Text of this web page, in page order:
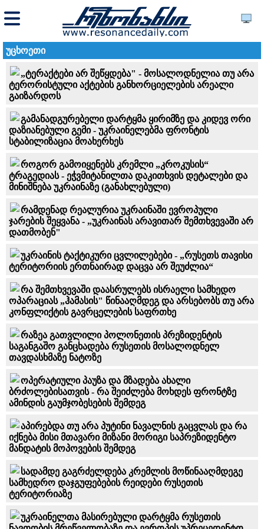
უცხოეთი
„ტერაქტები არ შეწყდება" - მოსალოდნელია თუ არა
ტერორისტული აქტების განხორციელების არეალი
გაიზარდოს
გამანადგურებელი დარტყმა ყირიმზე და კიდევ ორი
დაზიანებული გემი - უკრაინელებმა ფრონტის
სტაბილიზაცია მოახერხეს
როგორ გამოიყენებს კრემლი „კროკუსის“
ტრაგედიას - ეჭვმიტანილთა დაკითხვის დეტალები და
მინიშნება უკრაინაზე (განახლებული)
რამდენად რეალურია უკრაინაში ევროპული
ჯარების შეყვანა - „უკრაინას არავითარ შემთხვევაში არ
დათმობენ"
უკრაინის ტაქტიკური ცვლილებები - „რუსეთს თავისი
ტერიტორიის ერთნაირად დაცვა არ შეუძლია“
რა შემთხვევაში დაასრულებს ისრაელი სამხედო
ოპარაციას „ჰამასის" წინააღმდეგ და არსებობს თუ არა
კონფლიქტის გავრცელების საფრთხე
რაზეა გათვლილი პოლონეთის პრეზიდენტის
საგანგაშო განცხადება რუსეთის მოსალოდნელ
თავდასხმაზე ნატოზე
ოპერატიული პაუზა და მზადება ახალი
ბრძოლებისათვის - რა შეიძლება მოხდეს ფრონტზე
ამინდის გაუმჯობესების შემდეგ
აპირებდა თუ არა პუტინი ნავალნის გაცვლას და რა
იქნება მისი მთავარი მიზანი მორიგი საპრეზიდენტო
მანდატის მოპოვების შემდეგ
სადამდე გაგრძელდება კრემლის მოწინააღმდეგე
სამხედრო დაჯგუფებების რეიდები რუსეთის
ტერიტორიაზე
უკრაინელთა მასირებული დარტყმა რუსეთის